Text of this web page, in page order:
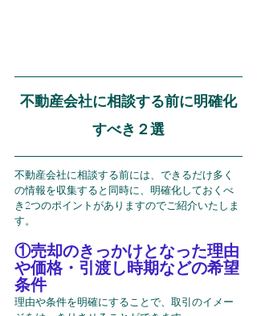
不動産会社に相談する前に明確化
すべき２選
不動産会社に相談する前には、できるだけ多く
の情報を収集すると同時に、明確化しておくべ
き2つのポイントがありますのでご紹介いたしま
す。
①売却のきっかけとなった理由
や価格・引渡し時期などの希望
条件
理由や条件を明確にすることで、取引のイメー